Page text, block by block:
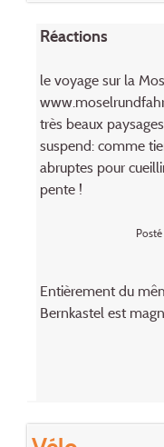
Réactions
le voyage sur la
très beaux
suspend: comme
abruptes pour
pente !
Entièrement du
Bernkastel est